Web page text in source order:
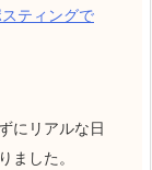
ティングで
にリアルな日
した。